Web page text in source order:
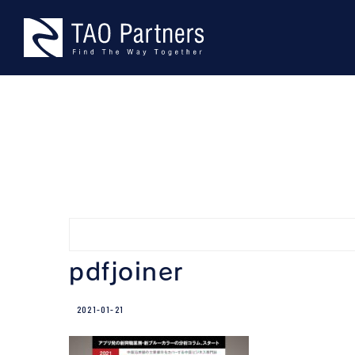
content
pdfjoiner
2021-01-21